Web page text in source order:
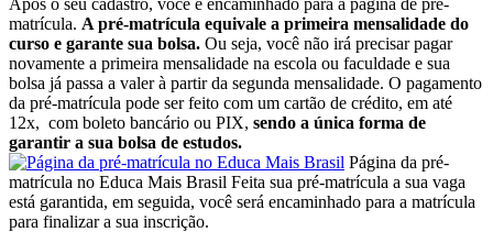
Após o seu cadastro, você é encaminhado para a página de pré-
matrícula. A pré-matrícula equivale a primeira mensalidade do
curso e garante sua bolsa. Ou seja, você não irá precisar pagar
novamente a primeira mensalidade na escola ou faculdade e sua
bolsa já passa a valer à partir da segunda mensalidade. O pagamento
da pré-matrícula pode ser feito com um cartão de crédito, em até
12x, com boleto bancário ou PIX, sendo a única forma de
garantir a sua bolsa de estudos.
Página da pré-
matrícula no Educa Mais Brasil Feita sua pré-matrícula a sua vaga
está garantida, em seguida, você será encaminhado para a matrícula
para finalizar a sua inscrição.